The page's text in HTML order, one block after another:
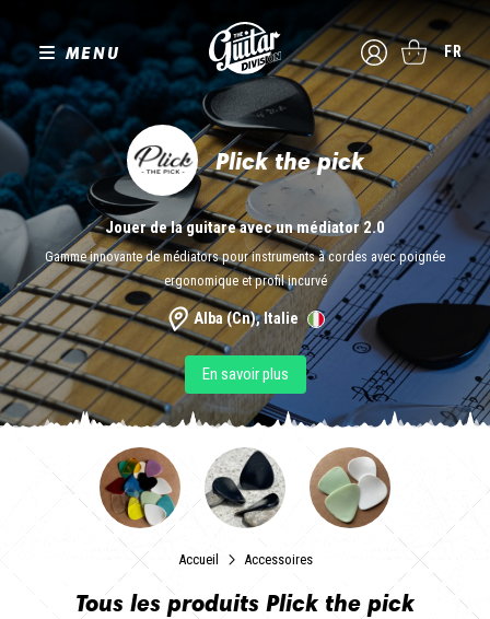
MENU FR
Plick the pick
Jouer de la guitare avec un médiator 2.0
Gamme innovante de médiators pour instruments à cordes avec poignée
ergonomique et profil incurvé
Alba (Cn), Italie
En savoir plus
Accueil Accessoires
Tous les produits Plick the pick